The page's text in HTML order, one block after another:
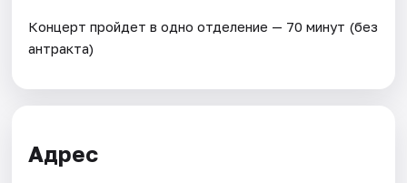
Концерт пройдет в одно отделение — 70 минут (без
антракта)
Адрес